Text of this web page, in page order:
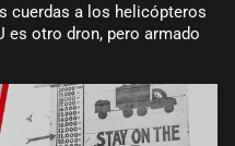
cuerdas a los helicópteros
es otro dron, pero armado